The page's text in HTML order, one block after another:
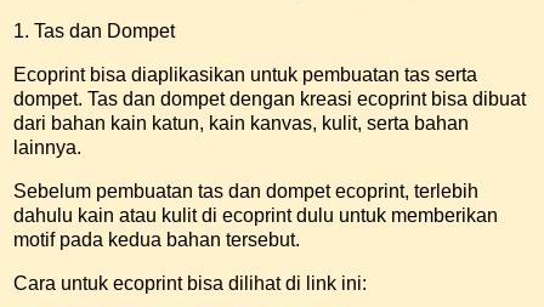
1. Tas dan Dompet
Ecoprint bisa diaplikasikan untuk pembuatan tas serta
dompet. Tas dan dompet dengan kreasi ecoprint bisa dibuat
dari bahan kain katun, kain kanvas, kulit, serta bahan
lainnya.
Sebelum pembuatan tas dan dompet ecoprint, terlebih
dahulu kain atau kulit di ecoprint dulu untuk memberikan
motif pada kedua bahan tersebut.
Cara untuk ecoprint bisa dilihat di link ini: